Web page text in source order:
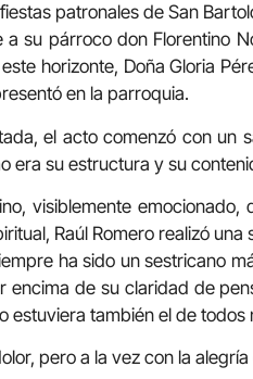
patronales de San
a su párroco don Florentino
horizonte, Doña Gloria
en la parroquia.
el acto comenzó con un
era su estructura y su
visiblemente
Raúl Romero realizó
ha sido un sestricano
encima de su claridad de
estuviera también el de todos
pero a la vez con la